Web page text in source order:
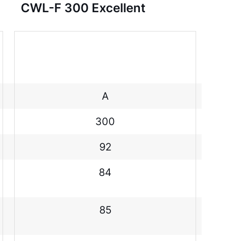
CWL-F 300 Excellent
A
300
92
84
85